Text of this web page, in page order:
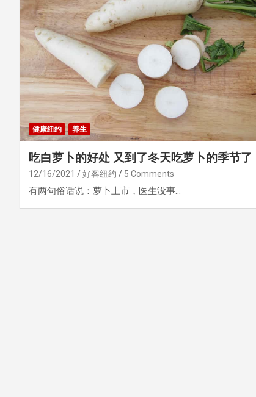
健康纽约 养生
吃白萝卜的好处 又到了冬天吃萝卜的季节了
12/16/2021 好客纽约 5 Comments
有两句俗话说：萝卜上市，医生没事…